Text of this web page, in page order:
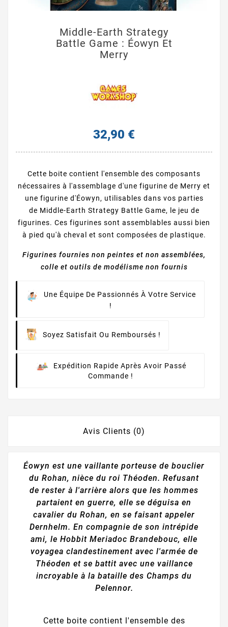
Middle-Earth Strategy
Battle Game : Éowyn Et
Merry
32,90 €
Cette boite contient l'ensemble des composants
nécessaires à l'assemblage d'une figurine de Merry et
une figurine d'Éowyn, utilisables dans vos parties
de Middle-Earth Strategy Battle Game, le jeu de
figurines. Ces figurines sont assemblables aussi bien
à pied qu'à cheval et sont composées de plastique.
Figurines fournies non peintes et non assemblées,
colle et outils de modélisme non fournis
Une Équipe De Passionnés À Votre Service
!
Soyez Satisfait Ou Remboursés !
Expédition Rapide Après Avoir Passé
Commande !
Avis Clients (0)
Éowyn est une vaillante porteuse de bouclier
du Rohan, nièce du roi Théoden. Refusant
de rester à l'arrière alors que les hommes
partaient en guerre, elle se déguisa en
cavalier du Rohan, en se faisant appeler
Dernhelm. En compagnie de son intrépide
ami, le Hobbit Meriadoc Brandebouc, elle
voyagea clandestinement avec l'armée de
Théoden et se battit avec une vaillance
incroyable à la bataille des Champs du
Pelennor.
Cette boite contient l'ensemble des